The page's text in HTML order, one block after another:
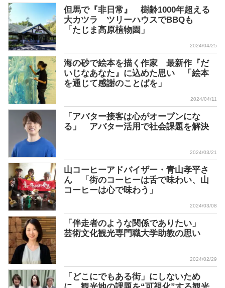
但馬で『非日常』 樹齢1000年超える
大カツラ ツリーハウスでBBQも
「たじま高原植物園」
2024/04/25
海の砂で絵本を描く作家 最新作『だ
いじなあなた』に込めた思い 「絵本
を通じて感謝のことばを」
2024/04/11
「アバター接客は心がオープンにな
る」 アバター活用で社会課題を解決
2024/03/21
山コーヒーアドバイザー・青山孝平さ
ん 「街のコーヒーは舌で味わい、山
コーヒーは心で味わう」
2024/03/08
「伴走者のような関係でありたい」
芸術文化観光専門職大学助教の思い
2024/02/29
「どこにでもある街」にしないため